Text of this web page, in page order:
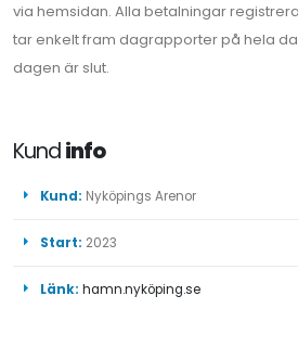
via hemsidan. Alla betalningar
tar enkelt fram dagrapporter på hela
dagen är slut.
Kundinfo
Kund: Nyköpings Arenor
Start: 2023
Länk: hamn.nyköping.se